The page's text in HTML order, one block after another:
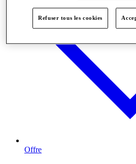
Offre
Refuser tous les cookies